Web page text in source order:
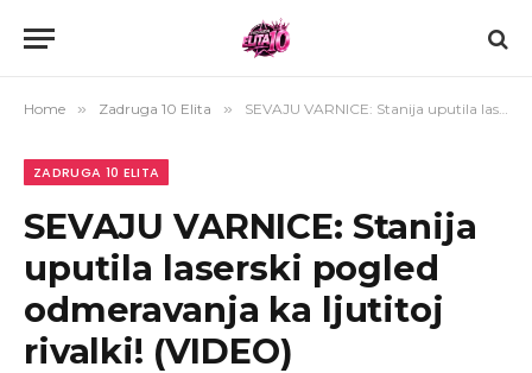
Home » Zadruga 10 Elita » SEVAJU VARNICE: Stanija uputila laserski pogled odmeravanja ka ljutitoj rivalki! (VIDEO)
ZADRUGA 10 ELITA
SEVAJU VARNICE: Stanija
uputila laserski pogled
odmeravanja ka ljutitoj
rivalki! (VIDEO)